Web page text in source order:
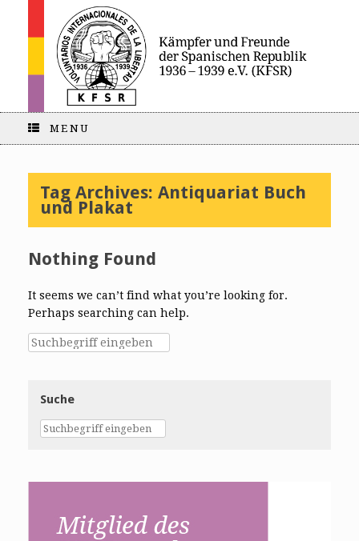
MENU
Tag Archives: Antiquariat Buch
und Plakat
Nothing Found
It seems we can’t find what you’re looking for.
Perhaps searching can help.
Suche